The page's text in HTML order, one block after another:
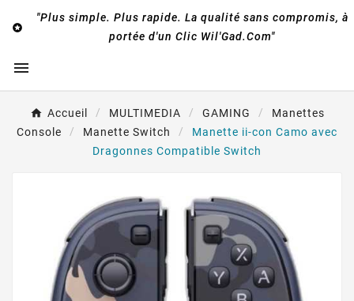

"Plus simple. Plus rapide. La qualité sans compromis, à
portée d'un Clic Wil'Gad.Com"

Accueil MULTIMEDIA GAMING
Manettes
Console
Manette Switch
Manette ii-con Camo avec
Dragonnes Compatible Switch